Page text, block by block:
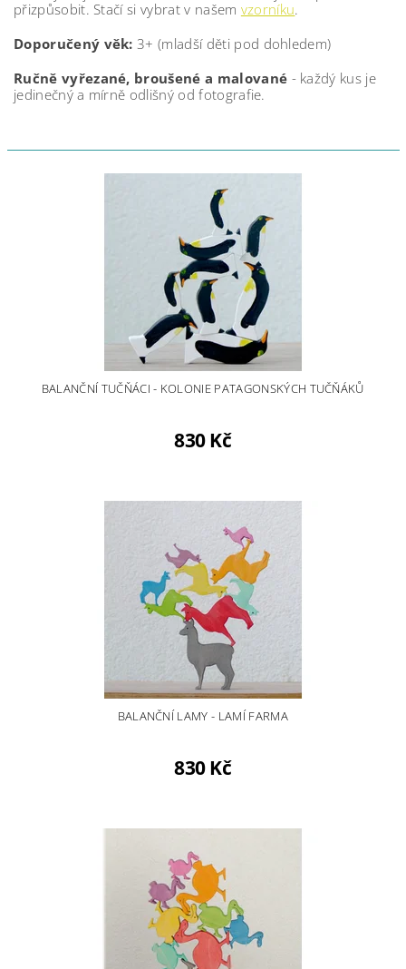
přizpůsobit. Stačí si vybrat v našem vzorníku.
Doporučený věk:3+ (mladší děti pod dohledem)
Ručně vyřezané, broušené a malované - každý kus je
jedinečný a mírně odlišný od fotografie.
BALANČNÍ TUČŇÁCI - KOLONIE PATAGONSKÝCH TUČŇÁKŮ
830 Kč
BALANČNÍ LAMY - LAMÍ FARMA
830 Kč